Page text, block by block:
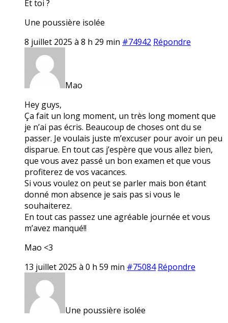
Et toi ?
Une poussière isolée
8 juillet 2025 à 8 h 29 min #74942 Répondre
Mao
Hey guys,
Ça fait un long moment, un très long moment que
je n’ai pas écris. Beaucoup de choses ont du se
passer. Je voulais juste m’excuser pour avoir un peu
disparue. En tout cas j’espère que vous allez bien,
que vous avez passé un bon examen et que vous
profiterez de vos vacances.
Si vous voulez on peut se parler mais bon étant
donné mon absence je sais pas si vous le
souhaiterez.
En tout cas passez une agréable journée et vous
m’avez manqué!!
Mao <3
13 juillet 2025 à 0 h 59 min #75084 Répondre
Une poussière isolée